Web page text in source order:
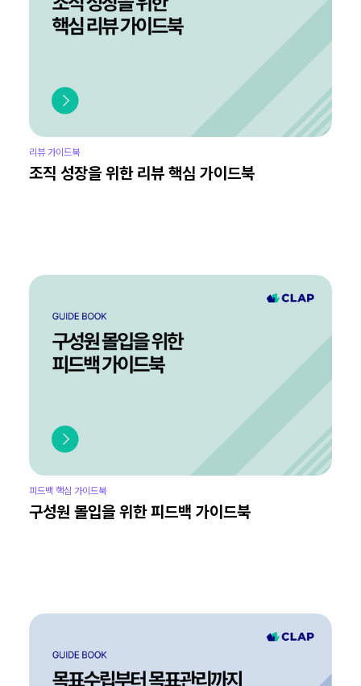
리뷰 가이드북
조직 성장을 위한 리뷰 핵심 가이드북
피드백 핵심 가이드북
구성원 몰입을 위한 피드백 가이드북